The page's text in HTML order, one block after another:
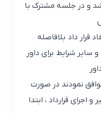
و در جلسه مشترک با
داد بلافاصله
شرایط برای داور
نمودند در صورت
قرارداد ، ابتدا